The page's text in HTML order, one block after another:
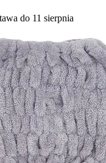
do 11 sierpnia